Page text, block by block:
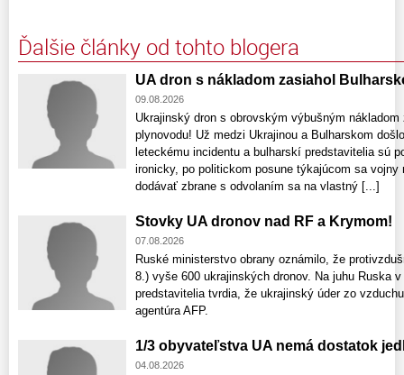
Ďalšie články od tohto blogera
UA dron s nákladom zasiahol
09.08.2026
Ukrajinský dron s obrovským výbušným
plynovodu! Už medzi Ukrajinou a Bulharskom
leteckému incidentu a bulharskí predstavitelia sú
ironicky, po politickom posune týkajúcom sa
dodávať zbrane s odvolaním sa na vlastný [...]
Stovky UA dronov nad RF a Krymom!
07.08.2026
Ruské ministerstvo obrany oznámilo, že
8.) vyše 600 ukrajinských dronov. Na juhu Ruska
predstavitelia tvrdia, že ukrajinský úder zo
agentúra AFP.
1/3 obyvateľstva UA nemá dostatok
04.08.2026